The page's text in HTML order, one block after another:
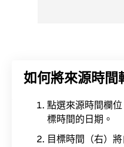
如何將來源時間
點選來源時間欄
標時間的日期。
目標時間（右）將